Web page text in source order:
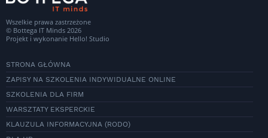
Wszelkie prawa zastrzeżone
© Bottega IT Minds 2026
Projekt i wykonanie Hello! Studio
STRONA GŁÓWNA
ZAPISY NA SZKOLENIA INDYWIDUALNE ONLINE
SZKOLENIA DLA FIRM
WARSZTATY EKSPERCKIE
KLAUZULA INFORMACYJNA (RODO)